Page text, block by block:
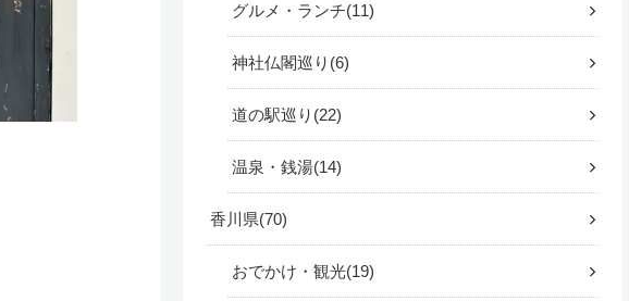
グルメ・ランチ 11
神社仏閣巡り 6
道の駅巡り 22
温泉・銭湯 14
香川県 70
おでかけ・観光 19